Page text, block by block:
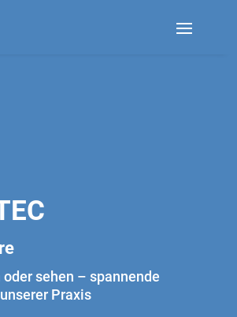
oder sehen – spannende
Praxis